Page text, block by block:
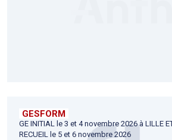
GESFORM
GE INITIAL le 3 et 4 novembre 2026 à LILLE
RECUEIL le 5 et 6 novembre 2026